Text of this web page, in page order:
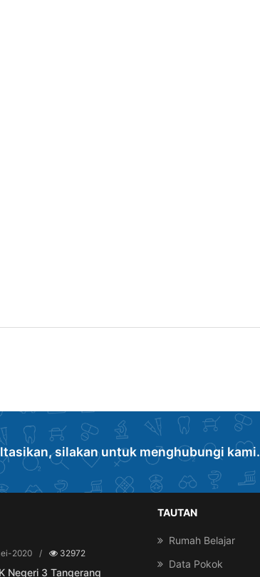
silakan untuk menghubungi kami.
2020 / 32972
Negeri 3 Tangerang
TAUTAN
Rumah Belajar
Data Pokok